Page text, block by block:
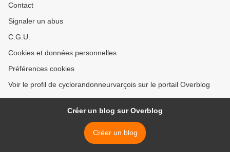
Contact
Signaler un abus
C.G.U.
Cookies et données personnelles
Préférences cookies
Voir le profil de cyclorandonneurvarçois sur le portail Overblog
Créer un blog sur Overblog
Créer un blog